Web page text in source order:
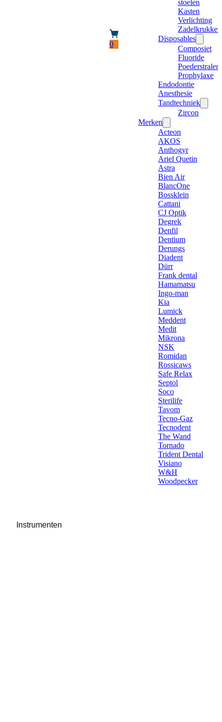
0
stoelen
Kasten
Verlichting
Zadelkrukken
Disposables
Composiet
Fluoride
Poederstraler
Prophylaxe
Endodontie
Anesthesie
Tandtechniek
Zircon
Merken
Acteon
AKOS
Anthogyr
Ariel Quetin
Astra
Bien Air
BlancOne
Bossklein
Cattani
CJ Optik
Degrek
Denfil
Dentium
Derungs
Diadent
Dürr
Frank dental
Hamamatsu
Ingo-man
Kia
Lumick
Meddent
Medit
Mikrona
NSK
Romidan
Rossicaws
Safe Relax
Septol
Soco
Sterilife
Tavom
Tecno-Gaz
Tecnodent
The Wand
Tornado
Trident Dental
Visiano
W&H
Woodpecker
Instrumenten